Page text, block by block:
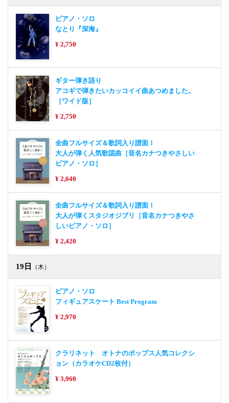
ピアノ・ソロ
なとり『深海』
¥ 2,750
ギター弾き語り
アコギで弾きたいカッコイイ曲あつめました。
［ワイド版］
¥ 2,750
全曲フルサイズ＆歌詞入り譜面！
大人が弾く人気歌謡曲［音名カナつきやさしい
ピアノ・ソロ］
¥ 2,640
全曲フルサイズ＆歌詞入り譜面！
大人が弾くスタジオジブリ［音名カナつきやさ
しいピアノ・ソロ］
¥ 2,420
19日 （木）
ピアノ・ソロ
フィギュアスケート Best Program
¥ 2,970
クラリネット オトナのポップス人気コレクシ
ョン（カラオケCD2枚付）
¥ 3,960